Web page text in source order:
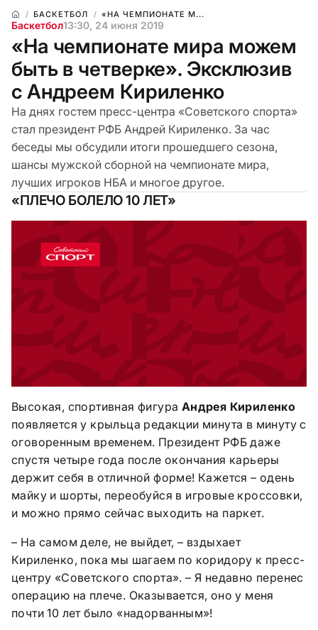
БАСКЕТБОЛ «НА ЧЕМПИОНАТЕ М...
Баскетбол13:30, 24 июня 2019
«На чемпионате мира можем
быть в четверке». Эксклюзив
с Андреем Кириленко
На днях гостем пресс-центра «Советского спорта»
стал президент РФБ Андрей Кириленко. За час
беседы мы обсудили итоги прошедшего сезона,
шансы мужской сборной на чемпионате мира,
лучших игроков НБА и многое другое.
«ПЛЕЧО БОЛЕЛО 10 ЛЕТ»
Высокая, спортивная фигура Андрея Кириленко
появляется у крыльца редакции минута в минуту с
оговоренным временем. Президент РФБ даже
спустя четыре года после окончания карьеры
держит себя в отличной форме! Кажется – одень
майку и шорты, переобуйся в игровые кроссовки,
и можно прямо сейчас выходить на паркет.
– На самом деле, не выйдет, – вздыхает
Кириленко, пока мы шагаем по коридору к пресс-
центру «Советского спорта». – Я недавно перенес
операцию на плече. Оказывается, оно у меня
почти 10 лет было «надорванным»!